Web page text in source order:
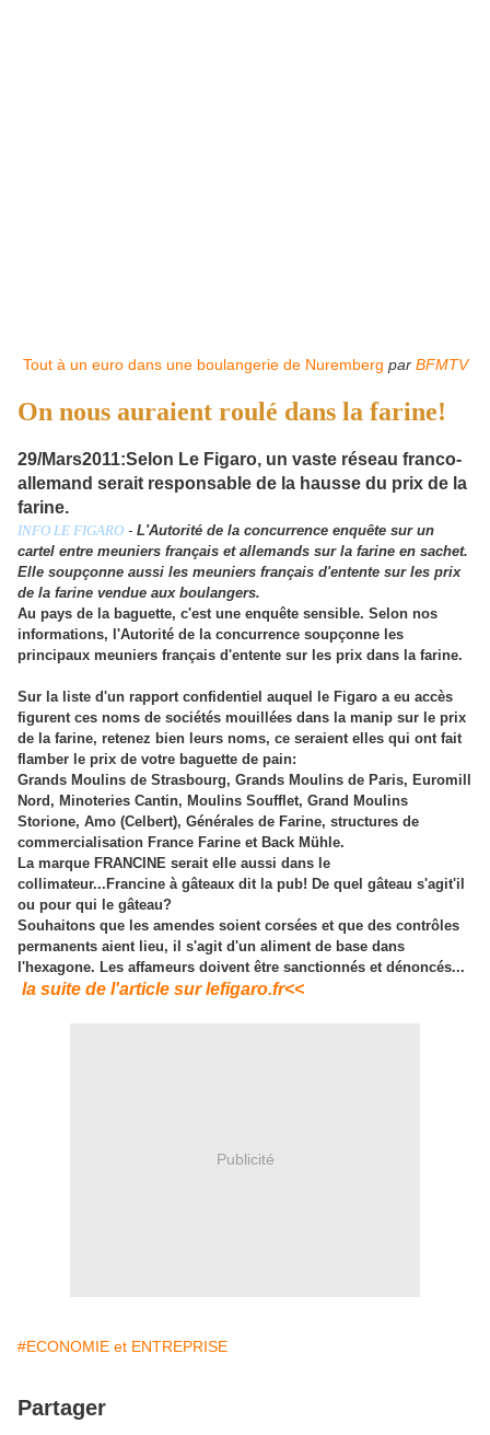
Tout à un euro dans une boulangerie de Nuremberg par BFMTV
On nous auraient roulé dans la farine!
29/Mars2011:Selon Le Figaro, un vaste réseau franco-
allemand serait responsable de la hausse du prix de la
farine.
INFO LE FIGARO - L'Autorité de la concurrence enquête sur un
cartel entre meuniers français et allemands sur la farine en sachet.
Elle soupçonne aussi les meuniers français d'entente sur les prix
de la farine vendue aux boulangers.
Au pays de la baguette, c'est une enquête sensible. Selon nos
informations, l'Autorité de la concurrence soupçonne les
principaux meuniers français d'entente sur les prix dans la farine.
Sur la liste d'un rapport confidentiel auquel le Figaro a eu accès
figurent ces noms de sociétés mouillées dans la manip sur le prix
de la farine, retenez bien leurs noms, ce seraient elles qui ont fait
flamber le prix de votre baguette de pain:
Grands Moulins de Strasbourg, Grands Moulins de ­Paris, Euromill
Nord, Minoteries Cantin, Moulins Soufflet, Grand Moulins
Storione, Amo (Celbert), Générales de Farine, structures de
commercialisation France Farine et Back Mühle.
La marque FRANCINE serait elle aussi dans le
collimateur...Francine à gâteaux dit la pub! De quel gâteau s'agit'il
ou pour qui le gâteau?
Souhaitons que les amendes soient corsées et que des contrôles
permanents aient lieu, il s'agit d'un aliment de base dans
l'hexagone. Les affameurs doivent être sanctionnés et dénoncés...
la suite de l'article sur lefigaro.fr<<
Publicité
#ECONOMIE et ENTREPRISE
Partager